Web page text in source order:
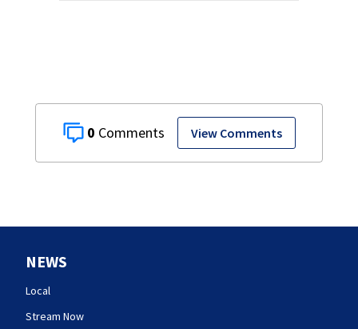
0 View Comments
NEWS
Local
Stream Now